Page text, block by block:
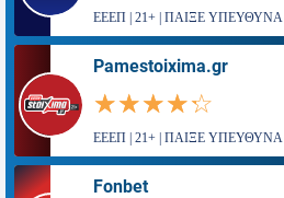
ΕΕΕΠ | 21+ | ΠΑΙΞΕ ΥΠΕΥΘΥΝΑ
Pamestoixima.gr
☆☆☆☆☆
★★★★★
ΕΕΕΠ | 21+ | ΠΑΙΞΕ ΥΠΕΥΘΥΝΑ
Fonbet